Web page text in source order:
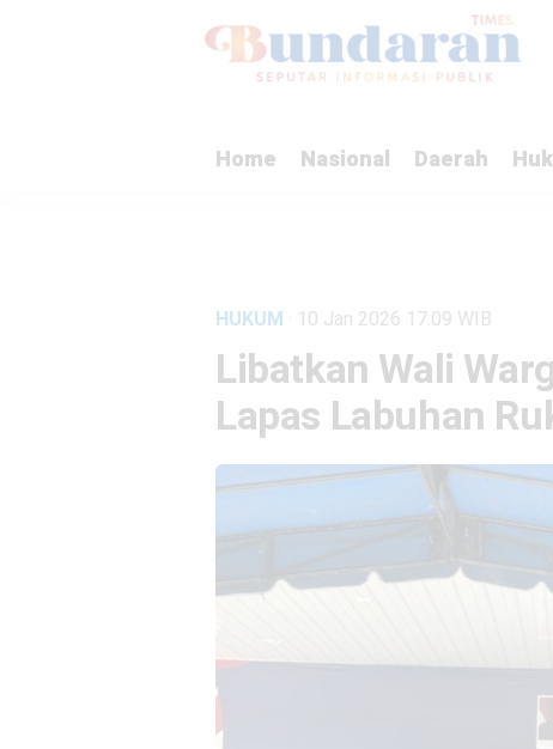
Home Nasional Daerah
HUKUM · 10 Jan 2026 17:09 WIB
Libatkan Wali
Lapas Labuhan